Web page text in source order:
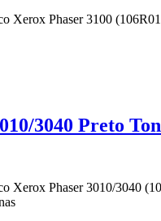
Xerox Phaser 3100
3040 Preto
Xerox Phaser 3010/3040